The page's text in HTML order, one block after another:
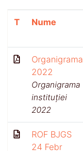
T Nume
Organigrama
2022
Organigrama
instituției
2022
ROF BJGS
24 Febr